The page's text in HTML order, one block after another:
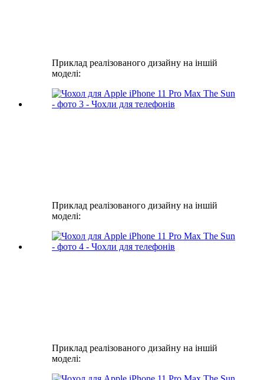
Приклад реалізованого дизайну на іншій
моделі:
Приклад реалізованого дизайну на іншій
моделі:
Приклад реалізованого дизайну на іншій
моделі: